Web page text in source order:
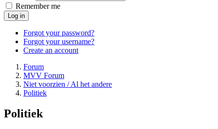
Remember me
Log in
Forgot your password?
Forgot your username?
Create an account
Forum
MVV Forum
Niet voorzien / Al het andere
Politiek
Politiek